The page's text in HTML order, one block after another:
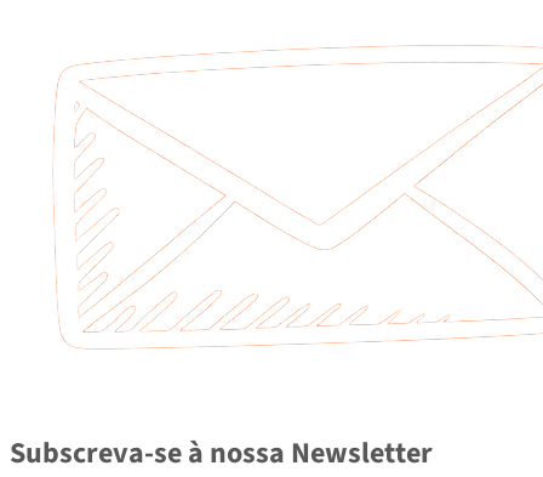
Subscreva-se à nossa Newsletter